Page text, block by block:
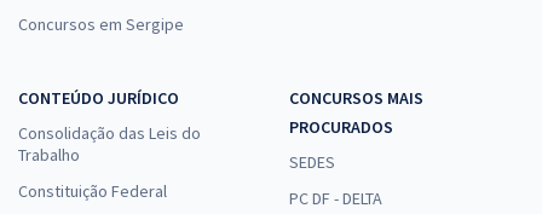
Concursos em Sergipe
CONTEÚDO JURÍDICO
Consolidação das Leis do
Trabalho
Constituição Federal
CONCURSOS MAIS
PROCURADOS
SEDES
PC DF - DELTA